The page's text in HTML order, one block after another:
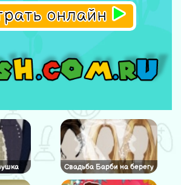
онлайн
Свадьба Барби на берегу
моря